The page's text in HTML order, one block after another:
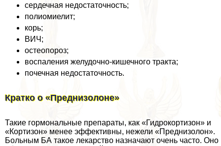
сердечная недостаточность;
полиомиелит;
корь;
ВИЧ;
остеопороз;
воспаления желудочно-кишечного тpaкта;
почечная недостаточность.
Кратко о «Преднизолоне»
Такие гормональные препараты, как «Гидрокортизон» и
«Кортизон» менее эффективны, нежели «Преднизолон».
Больным БА такое лекарство назначают очень часто. Оно